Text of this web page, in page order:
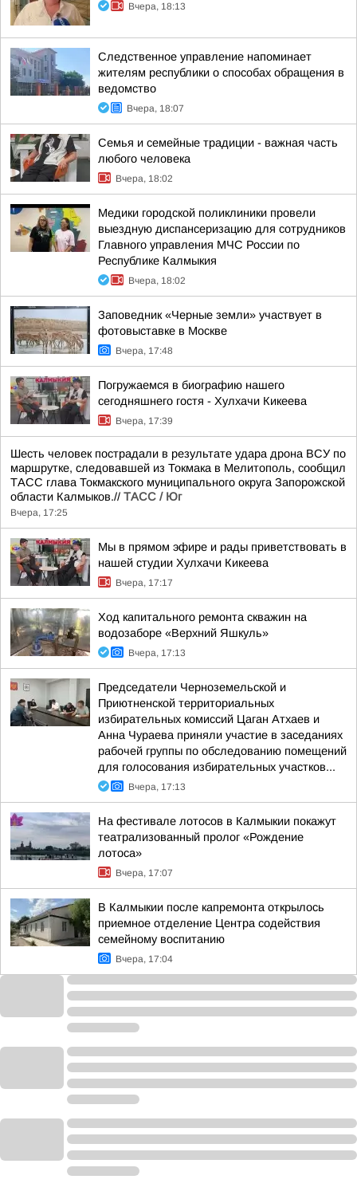
Вчера, 18:13
Следственное управление напоминает
жителям республики о способах обращения в
ведомство
Вчера, 18:07
Семья и семейные традиции - важная часть
любого человека
Вчера, 18:02
Медики городской поликлиники провели
выездную диспансеризацию для сотрудников
Главного управления МЧС России по
Республике Калмыкия
Вчера, 18:02
Заповедник «Черные земли» участвует в
фотовыставке в Москве
Вчера, 17:48
Погружаемся в биографию нашего
сегодняшнего гостя - Хулхачи Кикеева
Вчера, 17:39
Шесть человек пострадали в результате удара дрона ВСУ по
маршрутке, следовавшей из Токмака в Мелитополь, сообщил
ТАСС глава Токмакского муниципального округа Запорожской
области Калмыков.// ТАСС / Юг
Вчера, 17:25
Мы в прямом эфире и рады приветствовать в
нашей студии Хулхачи Кикеева
Вчера, 17:17
Ход капитального ремонта скважин на
водозаборе «Верхний Яшкуль»
Вчера, 17:13
Председатели Черноземельской и
Приютненской территориальных
избирательных комиссий Цаган Атхаев и
Анна Чураева приняли участие в заседаниях
рабочей группы по обследованию помещений
для голосования избирательных участков...
Вчера, 17:13
На фестивале лотосов в Калмыкии покажут
театрализованный пролог «Рождение
лотоса»
Вчера, 17:07
В Калмыкии после капремонта открылось
приемное отделение Центра содействия
семейному воспитанию
Вчера, 17:04